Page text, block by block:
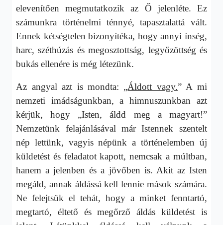
elevenítően megmutatkozik az Ő jelenléte. Ez
számunkra történelmi ténnyé, tapasztalattá vált.
Ennek kétségtelen bizonyítéka, hogy annyi ínség,
harc, széthúzás és megosztottság, legyőzöttség és
bukás ellenére is még létezünk.
Az angyal azt is mondta: „Áldott vagy.” A mi
nemzeti imádságunkban, a himnuszunkban azt
kérjük, hogy „Isten, áldd meg a magyart!”
Nemzetünk felajánlásával már Istennek szentelt
nép lettünk, vagyis népünk a történelemben új
küldetést és feladatot kapott, nemcsak a múltban,
hanem a jelenben és a jövőben is. Akit az Isten
megáld, annak áldássá kell lennie mások számára.
Ne felejtsük el tehát, hogy a minket fenntartó,
megtartó, éltető és megőrző áldás küldetést is